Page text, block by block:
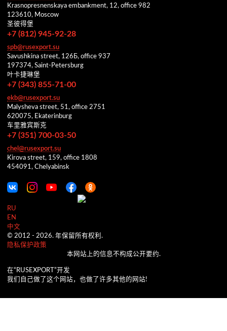
Krasnopresnenskaya embankment, 12, office 982
123610, Moscow
圣彼得堡
+7 (812) 945-92-28
spb@rusexport.su
Savushkina street, 126Б, office 937
197374, Saint-Petersburg
叶卡捷琳堡
+7 (343) 855-71-00
ekb@rusexport.su
Malysheva street, 51, office 2751
620075, Ekaterinburg
车里雅宾斯克
+7 (351) 700-03-50
chel@rusexport.su
Kirova street, 159, office 1808
454091, Chelyabinsk
RU
EN
中文
© 2012 - 2026. 年保留所有权利.
隐私保护政策
本网站上的信息不构成公开要约.
在“RUSEXPORT”开发
我们自己做了这个网站，也做了许多其他的网站!